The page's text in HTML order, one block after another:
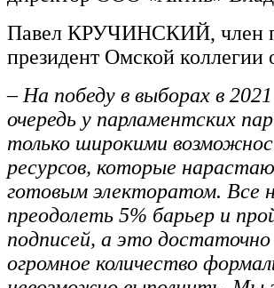
Павел КРУЧИНСКИЙ, член
президент Омской коллегии
– На победу в выборах в
очередь у парламентских
только широкими
ресурсов, которые
готовым электоратом. Все
преодолеть 5% барьер и
подписей, а это
огромное количество